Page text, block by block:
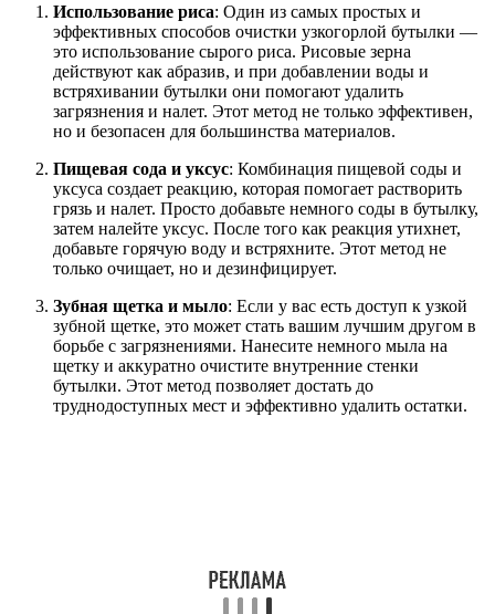
Использование риса: Один из самых простых и
эффективных способов очистки узкогорлой бутылки —
это использование сырого риса. Рисовые зерна
действуют как абразив, и при добавлении воды и
встряхивании бутылки они помогают удалить
загрязнения и налет. Этот метод не только эффективен,
но и безопасен для большинства материалов.
Пищевая сода и уксус: Комбинация пищевой соды и
уксуса создает реакцию, которая помогает растворить
грязь и налет. Просто добавьте немного соды в бутылку,
затем налейте уксус. После того как реакция утихнет,
добавьте горячую воду и встряхните. Этот метод не
только очищает, но и дезинфицирует.
Зубная щетка и мыло: Если у вас есть доступ к узкой
зубной щетке, это может стать вашим лучшим другом в
борьбе с загрязнениями. Нанесите немного мыла на
щетку и аккуратно очистите внутренние стенки
бутылки. Этот метод позволяет достать до
труднодоступных мест и эффективно удалить остатки.